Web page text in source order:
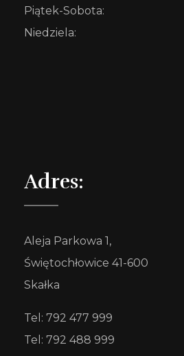
Piątek-Sobota:
Niedziela:
Adres:
Aleja Parkowa 1,
Świętochłowice 41-600
Skałka
Tel: 792 477 999
Tel: 792 488 999